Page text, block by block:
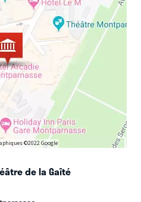
©2022 Google
de la Gaîté